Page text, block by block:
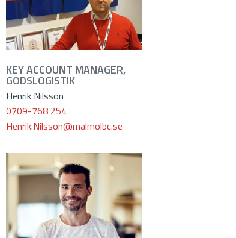
KEY ACCOUNT MANAGER,
GODSLOGISTIK
Henrik Nilsson
0709-768 254
Henrik.Nilsson@malmolbc.se